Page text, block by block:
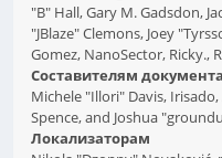
"B" Hall, Gary M. Gadsdon,
"JBlaze" Clemons, Joey
Gomez, NanoSector, Ricky.,
Составителям
Michele "Illori" Davis,
Spence, and Joshua
Локализаторам